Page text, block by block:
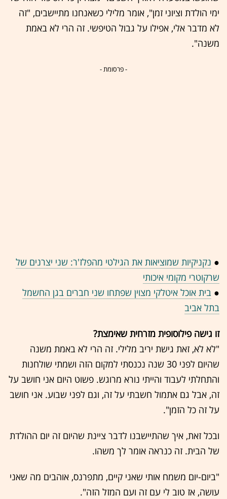
ימי הולדת וציוני זמן", אומר מלילי כשאנחנו מתיישבים, "זה
לא מדבר אלי, אפילו על גבול הטיפשי. זה הרי לא באמת
משנה".
- פרסומת -
● נקניקיות שמוציאות את הגילטי מהפלז'ר: שני יצרנים של
שרקוטרי מקומי איכותי
● בית אוכל איטלקי מצוין שפתחו שני חברים בגן החשמל
בתל אביב
זו גישה פילוסופית מזרחית שאימצת?
"לא לא, זאת גישת יריב מלילי. זה הרי לא באמת משנה
שהיום לפני 30 שנה נכנסתי למקום הזה ושמתי שולחנות
והתחלתי לעבוד והייתי נורא מרוגש. פשוט היום אני חושב על
זה, אבל גם אתמול חשבתי על זה, וגם לפני שבוע. אני חושב
על זה כל הזמן".
ובכל זאת, איך שהתיישבנו לדבר ציינת שהיום זה יום ההולדת
של הבית. זה כנראה אומר לך משהו.
"ביום-יום משמח אותי שאני קיים, מתפרנס, אוהבים מה שאני
עושה, אז טוב לי עם זה ועם המזל הזה".